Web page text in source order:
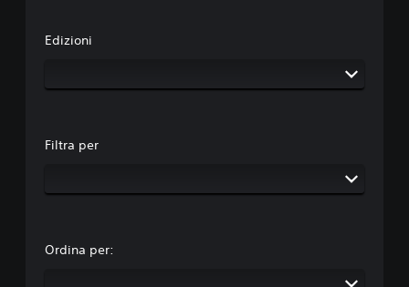
Edizioni
Filtra per
Ordina per: